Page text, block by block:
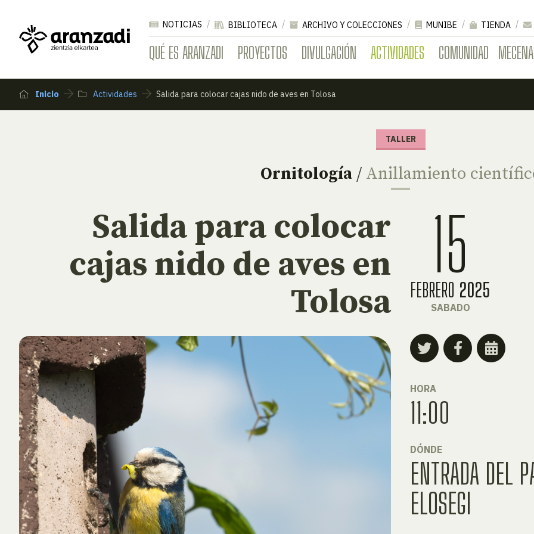
QUÉ ES ARANZADI PROYECTOS DIVULGACIÓN ACTIVIDADES COMUNIDAD
NOTICIAS BIBLIOTECA ARCHIVO Y COLECCIONES MUNIBE TIENDA
Inicio Actividades Salida para colocar cajas nido de aves en Tolosa
TALLER
Ornitología/ Anillamiento
Salida para colocar
cajas nido de aves en
Tolosa
15
FEBRERO 2025
SABADO
HORA
11:00
DÓNDE
ENTRADA DEL
ELOSEGI